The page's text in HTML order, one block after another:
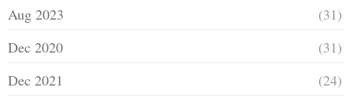
Aug 2023
(31)
Dec 2020
(31)
Dec 2021
(24)